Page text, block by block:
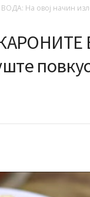
На овој начин